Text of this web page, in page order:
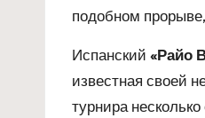
подобном
Испанский «Райо
известная своей
турнира